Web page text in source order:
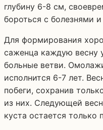
глубину 6-8 см,
бороться с болезнями
Для формирования
саженца каждую весну
больные ветви.
исполнится 6-7 лет.
побеги, сохранив
из них. Следующей
куста остается только